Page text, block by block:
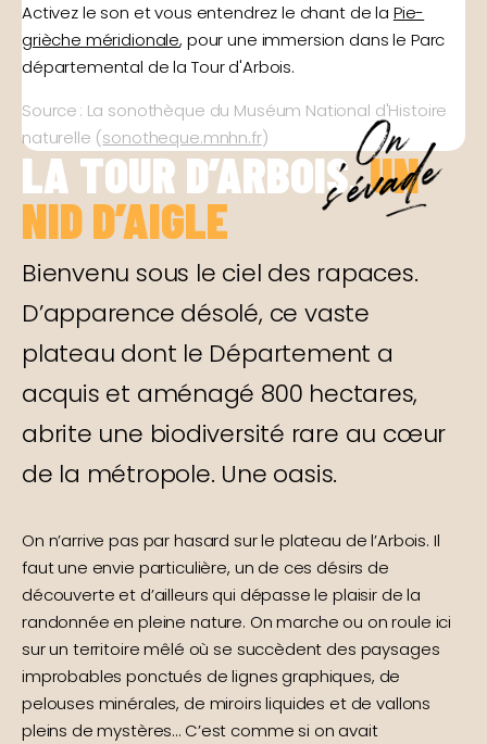
Activez le son et vous entendrez le chant de la Pie-
grièche méridionale, pour une immersion dans le Parc
départemental de la Tour d'Arbois.
Source : La sonothèque du Muséum National d'Histoire
naturelle (sonotheque.mnhn.fr)
LA TOUR D’ARBOIS,UN
NID D’AIGLE
Bienvenu sous le ciel des rapaces.
D’apparence désolé, ce vaste
plateau dont le Département a
acquis et aménagé 800 hectares,
abrite une biodiversité rare au cœur
de la métropole. Une oasis.
On n’arrive pas par hasard sur le plateau de l’Arbois. Il
faut une envie particulière, un de ces désirs de
découverte et d’ailleurs qui dépasse le plaisir de la
randonnée en pleine nature. On marche ou on roule ici
sur un territoire mêlé où se succèdent des paysages
improbables ponctués de lignes graphiques, de
pelouses minérales, de miroirs liquides et de vallons
pleins de mystères… C’est comme si on avait